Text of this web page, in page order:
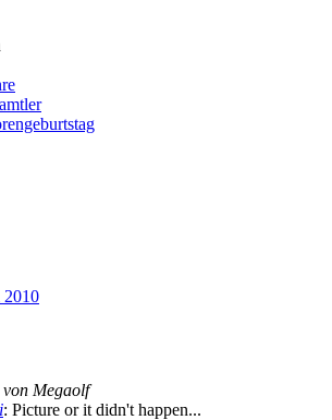
2010
Megaolf
: Picture or it didn't happen...